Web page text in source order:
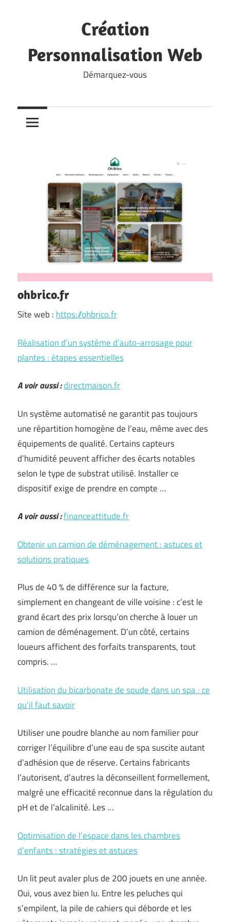
Création
Personnalisation Web
Démarquez-vous
ohbrico.fr
Site web : https://ohbrico.fr
Réalisation d’un système d’auto-arrosage pour
plantes : étapes essentielles
A voir aussi :directmaison.fr
Un système automatisé ne garantit pas toujours
une répartition homogène de l’eau, même avec des
équipements de qualité. Certains capteurs
d’humidité peuvent afficher des écarts notables
selon le type de substrat utilisé. Installer ce
dispositif exige de prendre en compte …
A voir aussi :financeattitude.fr
Obtenir un camion de déménagement : astuces et
solutions pratiques
Plus de 40 % de différence sur la facture,
simplement en changeant de ville voisine : c’est le
grand écart des prix lorsqu’on cherche à louer un
camion de déménagement. D’un côté, certains
loueurs affichent des forfaits transparents, tout
compris. …
Utilisation du bicarbonate de soude dans un spa : ce
qu’il faut savoir
Utiliser une poudre blanche au nom familier pour
corriger l’équilibre d’une eau de spa suscite autant
d’adhésion que de réserve. Certains fabricants
l’autorisent, d’autres la déconseillent formellement,
malgré une efficacité reconnue dans la régulation du
pH et de l’alcalinité. Les …
Optimisation de l’espace dans les chambres
d’enfants : stratégies et astuces
Un lit peut avaler plus de 200 jouets en une année.
Oui, vous avez bien lu. Entre les peluches qui
s’empilent, la pile de cahiers qui déborde et les